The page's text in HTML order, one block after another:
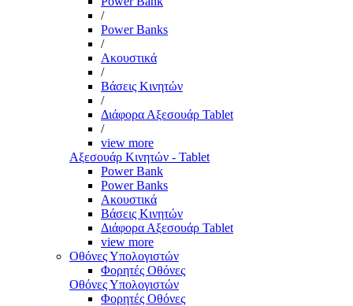
/
Power Banks
/
Ακουστικά
/
Βάσεις Κινητών
/
Διάφορα Αξεσουάρ Tablet
/
view more
Αξεσουάρ Κινητών - Tablet
Power Bank
Power Banks
Ακουστικά
Βάσεις Κινητών
Διάφορα Αξεσουάρ Tablet
view more
Οθόνες Υπολογιστών
Φορητές Οθόνες
Οθόνες Υπολογιστών
Φορητές Οθόνες